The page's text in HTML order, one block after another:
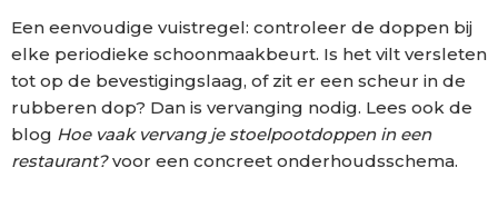
Een eenvoudige vuistregel: controleer de doppen bij
elke periodieke schoonmaakbeurt. Is het vilt versleten
tot op de bevestigingslaag, of zit er een scheur in de
rubberen dop? Dan is vervanging nodig. Lees ook de
blog Hoe vaak vervang je stoelpootdoppen in een
restaurant?voor een concreet onderhoudsschema.